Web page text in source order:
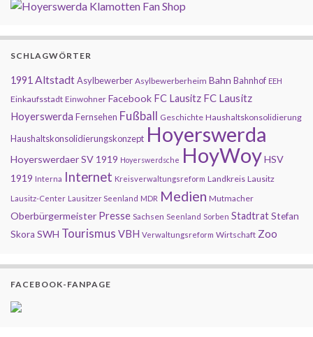
SCHLAGWÖRTER
1991 AltstadtAsylbewerber Asylbewerberheim Bahn Bahnhof EEH
Einkaufsstadt Einwohner Facebook FC Lausitz FC Lausitz
Hoyerswerda Fernsehen Fußball Geschichte Haushaltskonsolidierung
Haushaltskonsolidierungskonzept Hoyerswerda
Hoyerswerdaer SV 1919 Hoyerswerdsche HoyWoyHSV
1919 Interna Internet Kreisverwaltungsreform Landkreis Lausitz
Lausitz-Center Lausitzer Seenland MDR Medien Mutmacher
Oberbürgermeister Presse Sachsen Seenland Sorben StadtratStefan
Skora SWH Tourismus VBH Verwaltungsreform Wirtschaft Zoo
FACEBOOK-FANPAGE